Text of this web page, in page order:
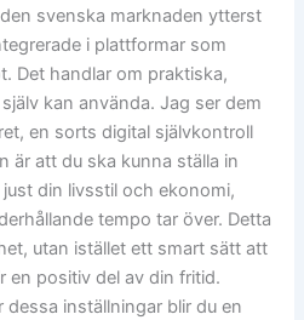
svenska marknaden ytterst
i plattformar som
Det handlar om praktiska,
kan använda. Jag ser dem
en sorts digital självkontroll
är att du ska kunna ställa in
din livsstil och ekonomi,
tempo tar över. Detta
utan istället ett smart sätt att
en positiv del av din fritid.
inställningar blir du en